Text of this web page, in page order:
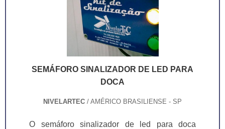
SEMÁFORO SINALIZADOR DE LED PARA
DOCA
NIVELARTEC / AMÉRICO BRASILIENSE - SP
O semáforo sinalizador de led para doca